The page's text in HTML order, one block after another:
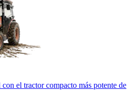
el tractor compacto más potente de